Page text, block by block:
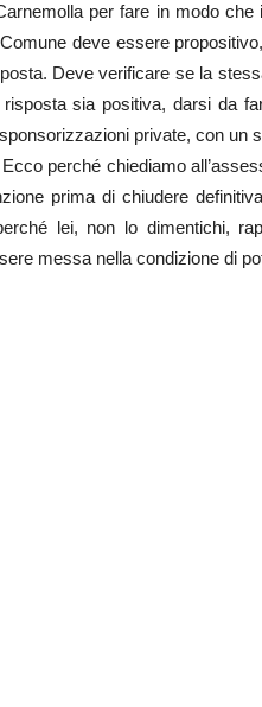
per fare in modo
deve essere
Deve verificare se la
sia positiva, darsi da
private, con un
perché chiediamo
prima di chiudere
lei, non lo dimentichi,
messa nella condizione di